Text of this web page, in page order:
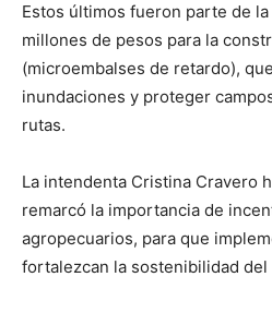
Estos últimos fueron parte de
millones de pesos para la
(microembalses de retardo),
inundaciones y proteger
rutas.
La intendenta Cristina Cravero
remarcó la importancia de
agropecuarios, para que
fortalezcan la sostenibilidad